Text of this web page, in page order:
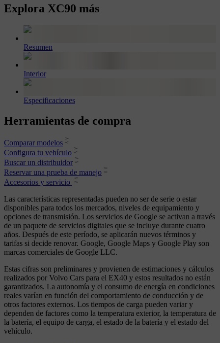
Explora XC90 más
Resumen
Interior
Especificaciones
Herramientas de compra
Comparar modelos
Configura tu vehículo
Buscar un distribuidor
Reservar una prueba de manejo
Accesorios y servicio
Las características representadas pueden no ser de serie o estar
disponibles para todos los mercados, niveles de equipamiento y
opciones de transmisión. Los servicios de Google se activan a través
de un paquete de servicios digitales que se incluye durante cuatro
años. Después de este período, se aplicarán nuevos términos y
tarifas si decide renovar. Google, Google Maps y Google Play son
marcas comerciales de Google LLC.
Estas cifras son preliminares y provienen de estimaciones y cálculos
realizados por Volvo Cars para el EX40 y estos resultados no están
garantizados. La autonomía y el consumo de energía en condiciones
reales varían en función del comportamiento de conducción y de
otros factores externos. Los tiempos de carga pueden variar y
dependen de factores como la temperatura exterior, la temperatura de
la batería, el equipo de carga, el estado de la batería y el estado del
vehículo.